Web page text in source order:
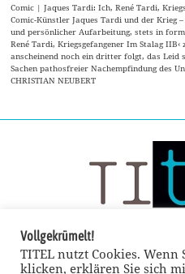
Comic | Jaques Tardi: Ich, René Tardi,
Comic-Künstler Jaques Tardi und der Krieg
und persönlicher Aufarbeitung, stets in
René Tardi, Kriegsgefangener Im Stalag
anscheinend noch ein dritter folgt, das Leid
Sachen pathosfreier Nachempfindung des
CHRISTIAN NEUBERT
Vollgekrümelt!
TITEL nutzt Cookies.
klicken, erklären Sie sich